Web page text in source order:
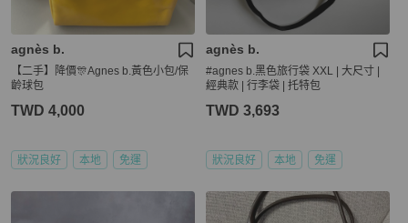
agnès b.
【二手】降價🎊Agnes b.黃色小包/保
齡球包
TWD 4,000
狀況良好 本地 免運
agnès b.
#agnes b.黑色旅行袋 XXL | 大尺寸 |
經典款 | 行李袋 | 托特包
TWD 3,693
狀況良好 本地 免運